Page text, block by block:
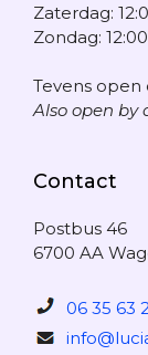
Zaterdag:
Zondag:
Tevens open
Also open
Contact
Postbus 46
6700 AA
06 35 63